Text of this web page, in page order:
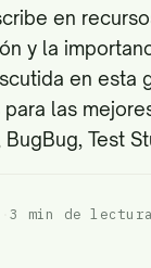
en
y la
en esta
las
Test
3 min de lectura